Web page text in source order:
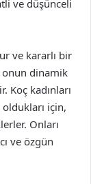
ve düşünceli
ve kararlı bir
onun dinamik
Koç kadınları
için,
Onları
ve özgün